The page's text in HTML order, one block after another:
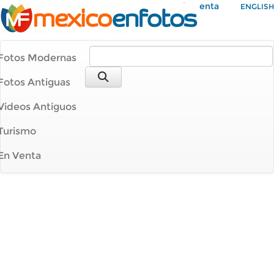
Mi Cuenta ENGLISH
Modernas
Antiguas
Antiguos
Venta